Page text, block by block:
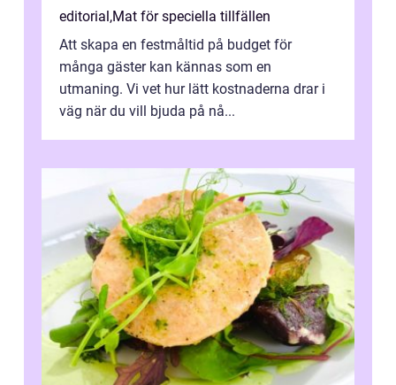
editorial ,Mat för speciella tillfällen
Att skapa en festmåltid på budget för
många gäster kan kännas som en
utmaning. Vi vet hur lätt kostnaderna drar i
väg när du vill bjuda på nå...